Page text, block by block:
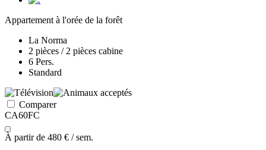
Appartement à l'orée de la forêt
La Norma
2 pièces / 2 pièces cabine
6 Pers.
Standard
Comparer
CA60FC
À partir de 480 € / sem.